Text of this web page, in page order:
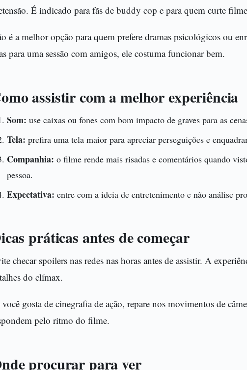
É indicado para fãs de buddy cop e para quem curte
é a melhor opção para quem prefere dramas psicológicos ou
para uma sessão com amigos, ele costuma funcionar bem.
assistir com a melhor experiência
Som: use caixas ou fones com bom impacto de graves para as
Tela: prefira uma tela maior para apreciar perseguições e
Companhia: o filme rende mais risadas e comentários quando
pessoa.
Expectativa: entre com a ideia de entretenimento e não análise
práticas antes de começar
checar spoilers nas redes nas horas antes de assistir. A
do clímax.
você gosta de cinegrafia de ação, repare nos movimentos de
pelo ritmo do filme.
procurar para ver